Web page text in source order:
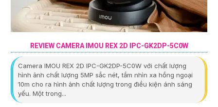
REVIEW CAMERA IMOU REX 2D IPC-GK2DP-5C0W
Camera IMOU REX 2D IPC-GK2DP-5C0W với chất lượng
hình ảnh chất lượng 5MP sắc nét, tầm nhìn xa hồng ngoại
10m cho ra hình ảnh chất lượng trong điều kiện ánh sáng
yếu. Một trong...